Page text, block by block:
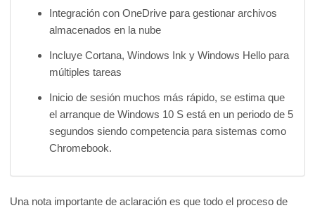
Integración con OneDrive para gestionar archivos
almacenados en la nube
Incluye Cortana, Windows Ink y Windows Hello para
múltiples tareas
Inicio de sesión muchos más rápido, se estima que
el arranque de Windows 10 S está en un periodo de 5
segundos siendo competencia para sistemas como
Chromebook.
Una nota importante de aclaración es que todo el proceso de